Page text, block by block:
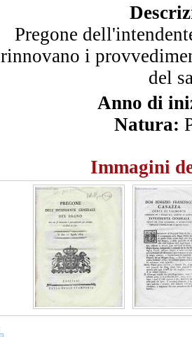
Pregone
rinnovano i
del
Anno di
Natura:
Immagini